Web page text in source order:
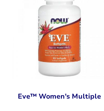
Eve™ Women's Multiple